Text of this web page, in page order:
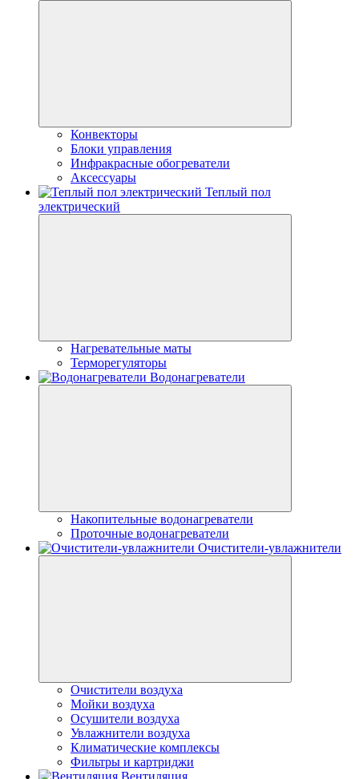
Конвекторы
Блоки управления
Инфракрасные обогреватели
Аксессуары
Теплый пол
электрический
Нагревательные маты
Терморегуляторы
Водонагреватели
Накопительные водонагреватели
Проточные водонагреватели
Очистители-увлажнители
Очистители воздуха
Мойки воздуха
Осушители воздуха
Увлажнители воздуха
Климатические комплексы
Фильтры и картриджи
Вентиляция